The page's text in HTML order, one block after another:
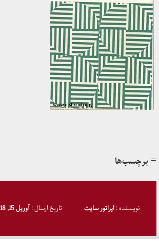
≡ برچسب‌ها
نویسنده :اپراتور سایت تاریخ ارسال :آوریل 15, 2018